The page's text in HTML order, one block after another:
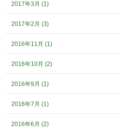
2017年3月 (1)
2017年2月 (3)
2016年11月 (1)
2016年10月 (2)
2016年9月 (1)
2016年7月 (1)
2016年6月 (2)